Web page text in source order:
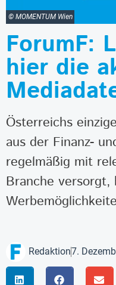
© MOMENTUM Wien
ForumF:
hier die
Österreichs
aus der Finanz-
regelmäßig mit
Branche
Redaktion7.